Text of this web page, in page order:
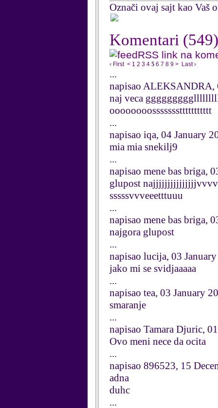
Označi ovaj sajt kao Vaš
Komentari (549)
RSS link na
‹ First < 1 2 3 4 5 6 7 8 9 > Last ›
...
napisao ALEKSANDRA,
naj veca
oooooooosssssssttttttttttt
...
napisao iqa, 04 January
mia mia snekilj9
...
napisao mene bas briga,
glupost
sssssvvveeetttuuu
...
napisao mene bas briga,
najgora glupost
...
napisao lucija, 03
jako mi se svidjaaaaa
...
napisao tea, 03 January
smaranje
...
napisao Tamara Djuric,
Ovo meni nece da ocita
...
napisao 896523, 15
adna
duhc
...